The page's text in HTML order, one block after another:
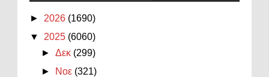
► 2026 (1690)
▼ 2025 (6060)
►Δεκ (299)
►
Νοε (321)